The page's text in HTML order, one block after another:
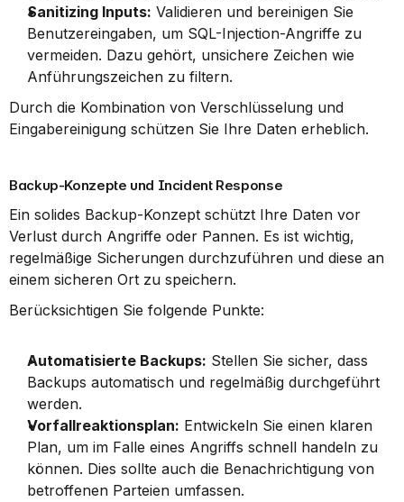
Sanitizing Inputs: Validieren und bereinigen Sie
Benutzereingaben, um SQL-Injection-Angriffe zu
vermeiden. Dazu gehört, unsichere Zeichen wie
Anführungszeichen zu filtern.
Durch die Kombination von Verschlüsselung und
Eingabereinigung schützen Sie Ihre Daten erheblich.
Backup-Konzepte und Incident Response
Ein solides Backup-Konzept schützt Ihre Daten vor
Verlust durch Angriffe oder Pannen. Es ist wichtig,
regelmäßige Sicherungen durchzuführen und diese an
einem sicheren Ort zu speichern.
Berücksichtigen Sie folgende Punkte:
Automatisierte Backups: Stellen Sie sicher, dass
Backups automatisch und regelmäßig durchgeführt
werden.
Vorfallreaktionsplan: Entwickeln Sie einen klaren
Plan, um im Falle eines Angriffs schnell handeln zu
können. Dies sollte auch die Benachrichtigung von
betroffenen Parteien umfassen.